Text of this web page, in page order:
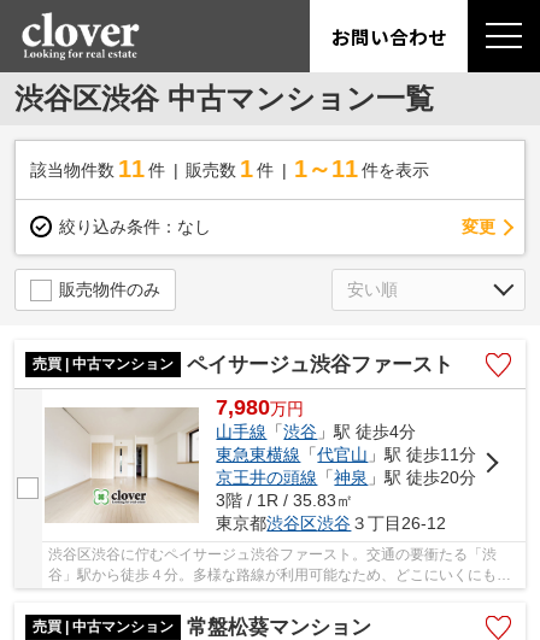
お問い合わせ
渋谷区渋谷 中古マンション一覧
該当物件数 11件 販売数 1 件 1～11 件を表示
絞り込み条件： なし 変更
販売物件のみ
売買 | 中古マンション ペイサージュ渋谷ファースト
7,980万円
山手線 「渋谷 」駅 徒歩4分
東急東横線 「代官山 」駅 徒歩11分
京王井の頭線 「神泉 」駅 徒歩20分
3階 / 1R / 35.83㎡
東京都渋谷区渋谷３丁目26-12
渋谷区渋谷に佇むペイサージュ渋谷ファースト。交通の要衝たる「渋
谷」駅から徒歩４分。多様な路線が利用可能なため、どこにいくにも便
利さを感じられる立地です。2002年築の建物は鉄...
売買 | 中古マンション
常盤松葵マンション